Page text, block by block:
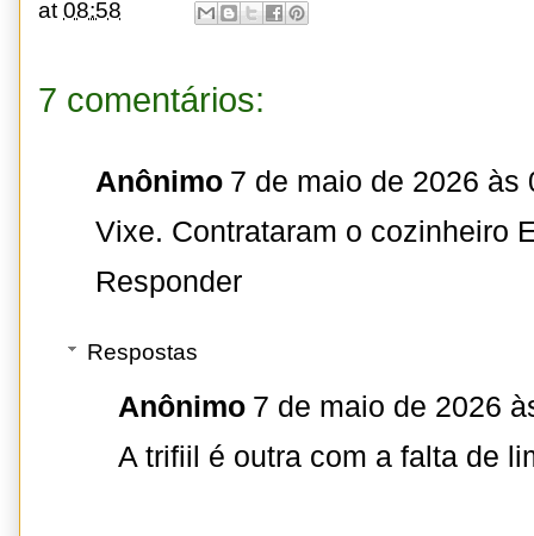
at08:58
7 comentários:
Anônimo 7 de maio de 2026 às
Vixe. Contrataram o cozinheiro
Responder
Respostas
Anônimo 7 de maio de 2026
A trifiil é outra com a falta de